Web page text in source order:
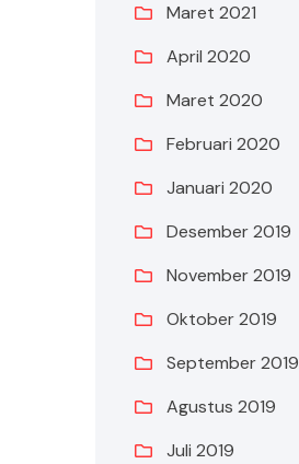
Maret 2021
April 2020
Maret 2020
Februari 2020
Januari 2020
Desember 2019
November 2019
Oktober 2019
September 2019
Agustus 2019
Juli 2019